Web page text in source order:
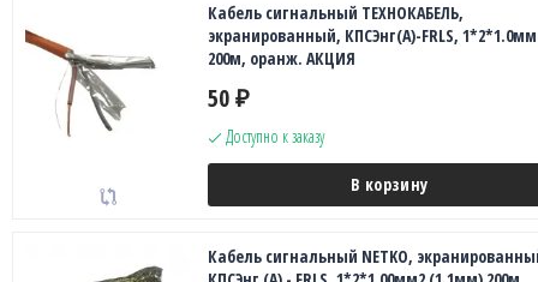
Кабель сигнальный ТЕХНОКАБЕЛЬ,
экранированный, КПСЭнг(А)-FRLS,
200м, оранж. АКЦИЯ
50 ₽
Доступно к заказу
В корзину
Кабель сигнальный NETKO,